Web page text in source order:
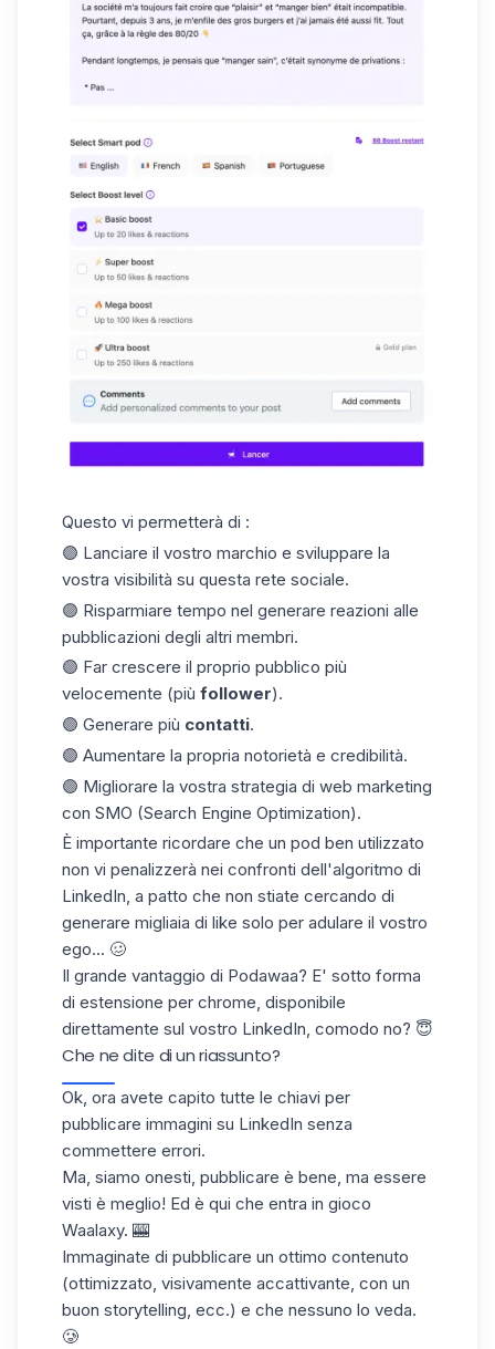
Questo vi permetterà di :
🟣 Lanciare il vostro marchio e sviluppare la
vostra visibilità su questa rete sociale.
🟣 Risparmiare tempo nel generare reazioni alle
pubblicazioni degli altri membri.
🟣 Far crescere il proprio pubblico più
velocemente (più follower).
🟣 Generare più contatti.
🟣 Aumentare la propria notorietà e credibilità.
🟣 Migliorare la vostra strategia di web marketing
con SMO (Search Engine Optimization).
È importante ricordare che un pod ben utilizzato
non vi penalizzerà nei confronti dell'algoritmo di
LinkedIn, a patto che non stiate cercando di
generare migliaia di like solo per adulare il vostro
ego... 🥴
Il grande vantaggio di Podawaa? E' sotto forma
di estensione per chrome, disponibile
direttamente sul vostro LinkedIn, comodo no? 😇
Che ne dite di un riassunto?
Ok, ora avete capito tutte le chiavi per
pubblicare immagini su LinkedIn senza
commettere errori.
Ma, siamo onesti, pubblicare è bene, ma essere
visti è meglio! Ed è qui che entra in gioco
Waalaxy. 🎰
Immaginate di pubblicare un ottimo contenuto
(ottimizzato, visivamente accattivante, con un
buon storytelling, ecc.) e che nessuno lo veda.
🥲